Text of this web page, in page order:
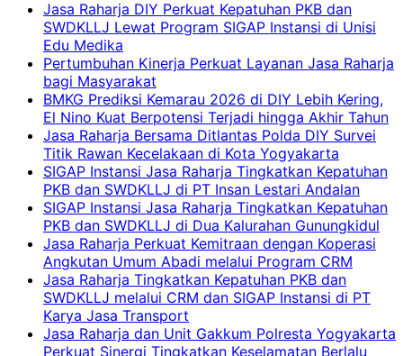
Jasa Raharja DIY Perkuat Kepatuhan PKB dan
SWDKLLJ Lewat Program SIGAP Instansi di Unisi
Edu Medika
Pertumbuhan Kinerja Perkuat Layanan Jasa Raharja
bagi Masyarakat
BMKG Prediksi Kemarau 2026 di DIY Lebih Kering,
El Nino Kuat Berpotensi Terjadi hingga Akhir Tahun
Jasa Raharja Bersama Ditlantas Polda DIY Survei
Titik Rawan Kecelakaan di Kota Yogyakarta
SIGAP Instansi Jasa Raharja Tingkatkan Kepatuhan
PKB dan SWDKLLJ di PT Insan Lestari Andalan
SIGAP Instansi Jasa Raharja Tingkatkan Kepatuhan
PKB dan SWDKLLJ di Dua Kalurahan Gunungkidul
Jasa Raharja Perkuat Kemitraan dengan Koperasi
Angkutan Umum Abadi melalui Program CRM
Jasa Raharja Tingkatkan Kepatuhan PKB dan
SWDKLLJ melalui CRM dan SIGAP Instansi di PT
Karya Jasa Transport
Jasa Raharja dan Unit Gakkum Polresta Yogyakarta
Perkuat Sinergi Tingkatkan Keselamatan Berlalu